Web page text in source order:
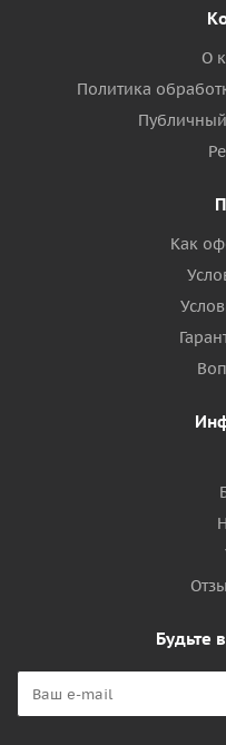
О
Политика
Как
Будьте